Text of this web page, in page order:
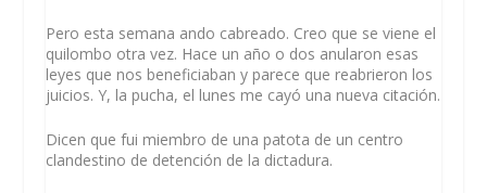
Pero esta semana ando cabreado. Creo que se viene el
quilombo otra vez. Hace un año o dos anularon esas
leyes que nos beneficiaban y parece que reabrieron los
juicios. Y, la pucha, el lunes me cayó una nueva citación.
Dicen que fui miembro de una patota de un centro
clandestino de detención de la dictadura.